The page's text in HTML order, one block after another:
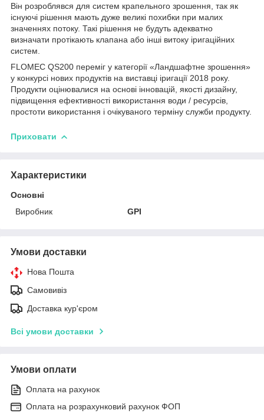
Він розроблявся для систем крапельного зрошення, так як
існуючі рішення мають дуже великі похибки при малих
значеннях потоку. Такі рішення не будуть адекватно
визначати протікають клапана або інші витоку іригаційних
систем.
FLOMEC QS200 переміг у категорії «Ландшафтне зрошення»
у конкурсі нових продуктів на виставці іригації 2018 року.
Продукти оцінювалися на основі інновацій, якості дизайну,
підвищення ефективності використання води / ресурсів,
простоти використання і очікуваного терміну служби продукту.
Приховати
Характеристики
Основні
Виробник
GPI
Умови доставки
Нова Пошта
Самовивіз
Доставка кур'єром
Всі умови доставки
Умови оплати
Оплата на рахунок
Оплата на розрахунковий рахунок ФОП